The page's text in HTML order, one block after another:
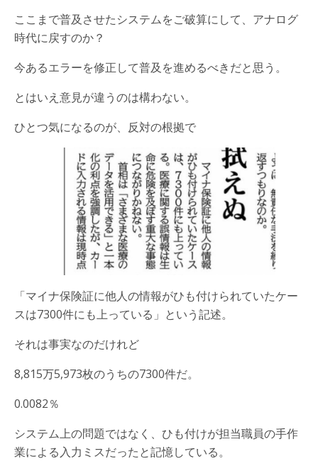
ここまで普及させたシステムをご破算にして、アナログ
時代に戻すのか？
今あるエラーを修正して普及を進めるべきだと思う。
とはいえ意見が違うのは構わない。
ひとつ気になるのが、反対の根拠で
「マイナ保険証に他人の情報がひも付けられていたケー
スは7300件にも上っている」という記述。
それは事実なのだけれど
8,815万5,973枚のうちの7300件だ。
0.0082％
システム上の問題ではなく、ひも付けが担当職員の手作
業による入力ミスだったと記憶している。